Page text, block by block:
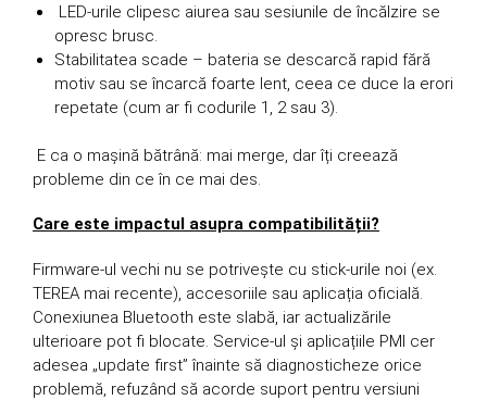
LED-urile clipesc aiurea sau sesiunile de încălzire se
opresc brusc.
Stabilitatea scade – bateria se descarcă rapid fără
motiv sau se încarcă foarte lent, ceea ce duce la erori
repetate (cum ar fi codurile 1, 2 sau 3).
E ca o mașină bătrână: mai merge, dar îți creează
probleme din ce în ce mai des.
Care este impactul asupra compatibilității?
Firmware-ul vechi nu se potrivește cu stick-urile noi (ex.
TEREA mai recente), accesoriile sau aplicația oficială.
Conexiunea Bluetooth este slabă, iar actualizările
ulterioare pot fi blocate. Service-ul și aplicațiile PMI cer
adesea „update first” înainte să diagnosticheze orice
problemă, refuzând să acorde suport pentru versiuni